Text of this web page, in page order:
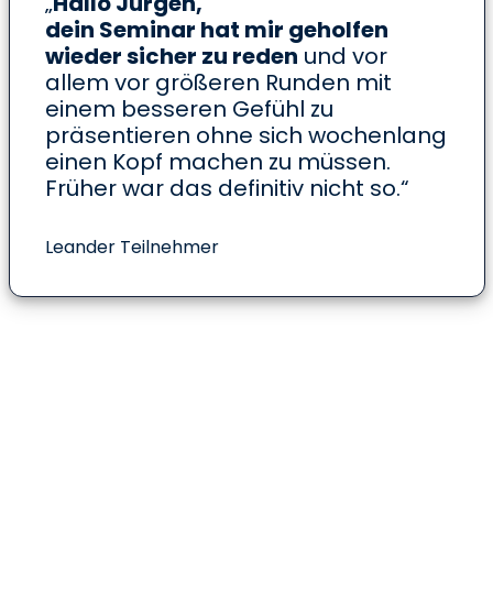
dein Seminar hat mir geholfen
wieder sicher zu reden und vor
allem vor größeren Runden mit
einem besseren Gefühl zu
präsentieren ohne sich wochenlang
einen Kopf machen zu müssen.
Früher war das definitiv nicht so.“
Leander Teilnehmer